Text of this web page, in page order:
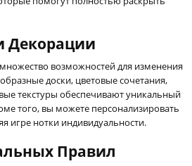
Декорации
возможностей для изменения
доски, цветовые сочетания,
текстуры обеспечивают уникальный
того, вы можете персонализировать
игре нотки индивидуальности.
Правил